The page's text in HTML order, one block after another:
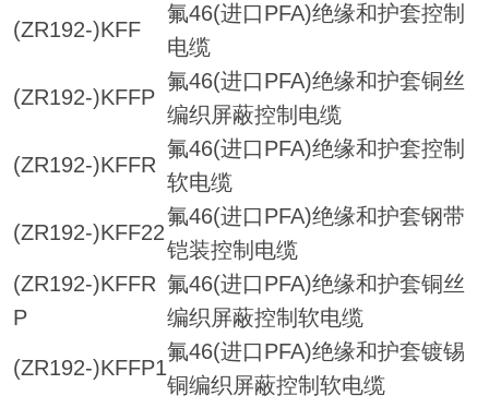
(ZR192-)KFF
氟46(进口PFA)绝缘和护套控制
电缆
(ZR192-)KFFP
氟46(进口PFA)绝缘和护套铜丝
编织屏蔽控制电缆
(ZR192-)KFFR
氟46(进口PFA)绝缘和护套控制
软电缆
(ZR192-)KFF22
氟46(进口PFA)绝缘和护套钢带
铠装控制电缆
(ZR192-)KFFR
P
氟46(进口PFA)绝缘和护套铜丝
编织屏蔽控制软电缆
(ZR192-)KFFP1
氟46(进口PFA)绝缘和护套镀锡
铜编织屏蔽控制软电缆